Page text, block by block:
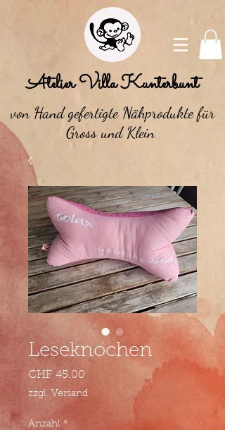
Atelier Villa Kunterbunt
von Hand gefertigte Nähprodukte für
Gross und Klein
Leseknochen
CHF 45.00
zzgl. Versand
Anzahl *